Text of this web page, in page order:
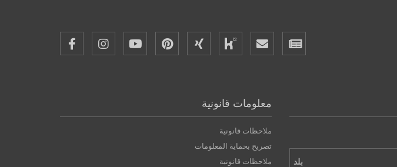
معلومات قانونية
ملاحظات قانونية
تصريح بحماية المعلومات
ملاحظات قانونية